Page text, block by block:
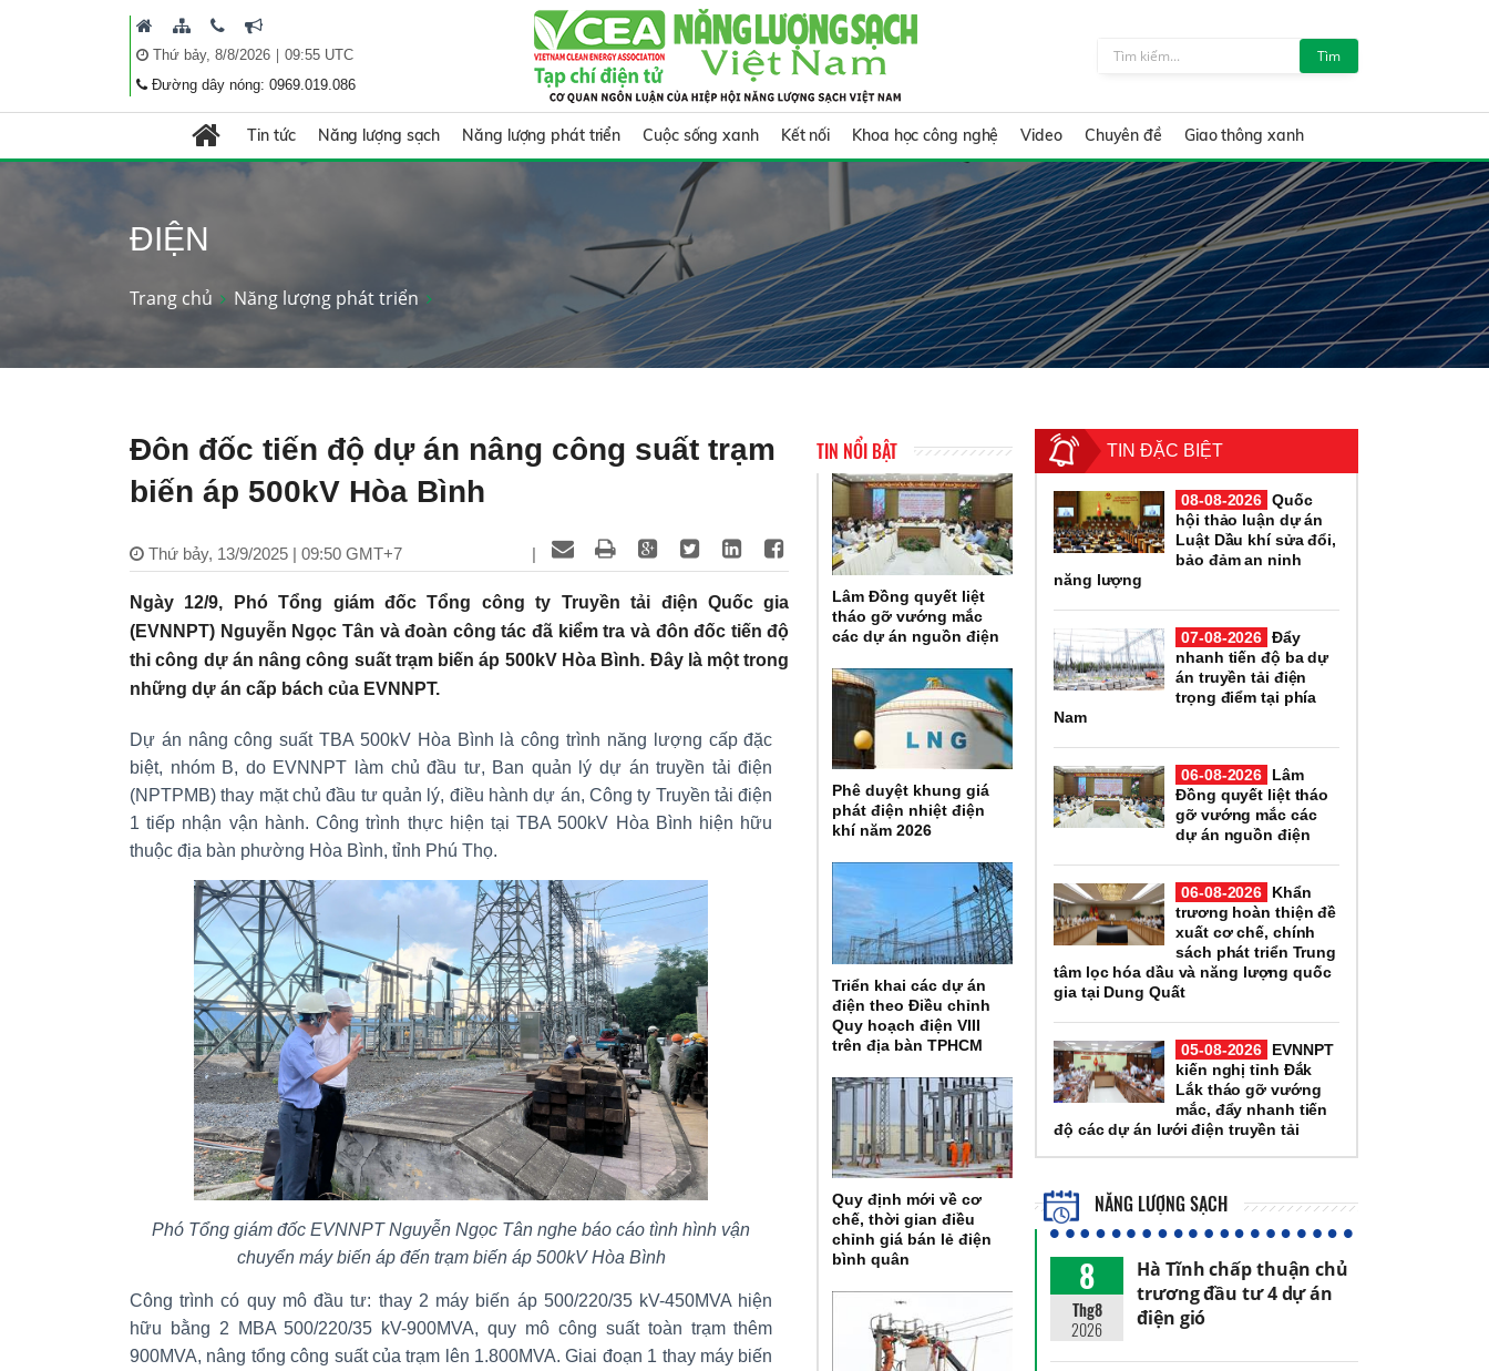
Thứ bảy, 8/8/2026| 09:55 UTC
Đường dây nóng: 0969.019.086
Tìm
Tin tức Năng lượng sạch Năng lượng phát triển Cuộc sống xanh Kết nối Khoa học công nghệ Video Chuyên đề Giao thông xanh
ĐIỆN
Trang chủ Năng lượng phát triển
Đôn đốc tiến độ dự án nâng công suất trạm
biến áp 500kV Hòa Bình
Thứ bảy, 13/9/2025 | 09:50 GMT+7 |
Ngày 12/9, Phó Tổng giám đốc Tổng công ty Truyền tải điện Quốc gia
(EVNNPT) Nguyễn Ngọc Tân và đoàn công tác đã kiểm tra và đôn đốc tiến độ
thi công dự án nâng công suất trạm biến áp 500kV Hòa Bình. Đây là một trong
những dự án cấp bách của EVNNPT.
Dự án nâng công suất TBA 500kV Hòa Bình là công trình năng lượng cấp đặc
biệt, nhóm B, do EVNNPT làm chủ đầu tư, Ban quản lý dự án truyền tải điện
(NPTPMB) thay mặt chủ đầu tư quản lý, điều hành dự án, Công ty Truyền tải điện
1 tiếp nhận vận hành. Công trình thực hiện tại TBA 500kV Hòa Bình hiện hữu
thuộc địa bàn phường Hòa Bình, tỉnh Phú Thọ.
Phó Tổng giám đốc EVNNPT Nguyễn Ngọc Tân nghe báo cáo tình hình vận
chuyển máy biến áp đến trạm biến áp 500kV Hòa Bình
Công trình có quy mô đầu tư: thay 2 máy biến áp 500/220/35 kV-450MVA hiện
hữu bằng 2 MBA 500/220/35 kV-900MVA, quy mô công suất toàn trạm thêm
900MVA, nâng tổng công suất của trạm lên 1.800MVA. Giai đoạn 1 thay máy biến
TIN NỔI BẬT
Lâm Đồng quyết liệt
tháo gỡ vướng mắc
các dự án nguồn điện
Phê duyệt khung giá
phát điện nhiệt điện
khí năm 2026
Triển khai các dự án
điện theo Điều chỉnh
Quy hoạch điện VIII
trên địa bàn TPHCM
Quy định mới về cơ
chế, thời gian điều
chỉnh giá bán lẻ điện
bình quân
TIN ĐẶC BIỆT
08-08-2026 Quốc
hội thảo luận dự án
Luật Dầu khí sửa đổi,
bảo đảm an ninh
năng lượng
07-08-2026 Đẩy
nhanh tiến độ ba dự
án truyền tải điện
trọng điểm tại phía
Nam
06-08-2026
Lâm
Đồng quyết liệt tháo
gỡ vướng mắc các
dự án nguồn điện
06-08-2026
Khẩn
trương hoàn thiện đề
xuất cơ chế, chính
sách phát triển Trung
tâm lọc hóa dầu và năng lượng quốc
gia tại Dung Quất
05-08-2026
EVNNPT
kiến nghị tỉnh Đắk
Lắk tháo gỡ vướng
mắc, đẩy nhanh tiến
độ các dự án lưới điện truyền tải
NĂNG LƯỢNG SẠCH
8
Thg8
2026
Hà Tĩnh chấp thuận chủ
trương đầu tư 4 dự án
điện gió